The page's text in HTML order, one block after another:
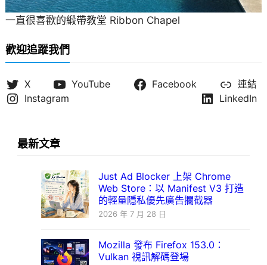
一直很喜歡的緞帶教堂 Ribbon Chapel
歡迎追蹤我們
X YouTube Facebook
連結
Instagram
LinkedIn
最新文章
Just Ad Blocker 上架 Chrome
Web Store：以 Manifest V3 打造
的輕量隱私優先廣告攔截器
2026 年 7 月 28 日
Mozilla 發布 Firefox 153.0：
Vulkan 視訊解碼登場